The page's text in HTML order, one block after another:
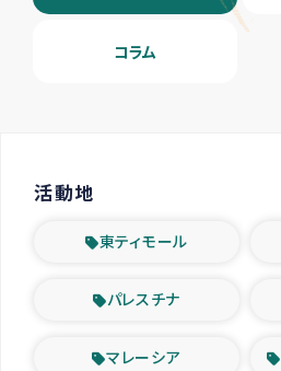
コラム
活動地
東ティモール
パレスチナ
マレーシア